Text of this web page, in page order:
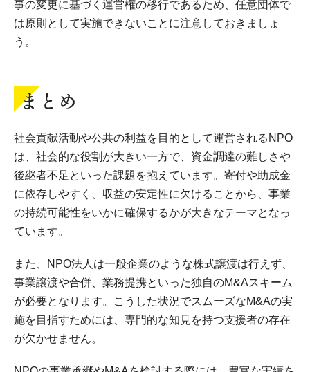
事の変更に基づく運営権の移行であるため、任意団体で
は原則として実施できないことに注意しておきましょ
う。
まとめ
社会貢献活動や公共の利益を目的として運営されるNPO
は、社会的な役割が大きい一方で、資金調達の難しさや
後継者不足といった課題を抱えています。寄付や助成金
に依存しやすく、収益の安定性に欠けることから、事業
の持続可能性をいかに確保するかが大きなテーマとなっ
ています。
また、NPO法人は一般企業のような株式譲渡は行えず、
事業譲渡や合併、業務提携といった独自のM&Aスキーム
が必要となります。こうした状況でスムーズなM&Aの実
施を目指すためには、専門的な知見を持つ支援者の存在
が欠かせません。